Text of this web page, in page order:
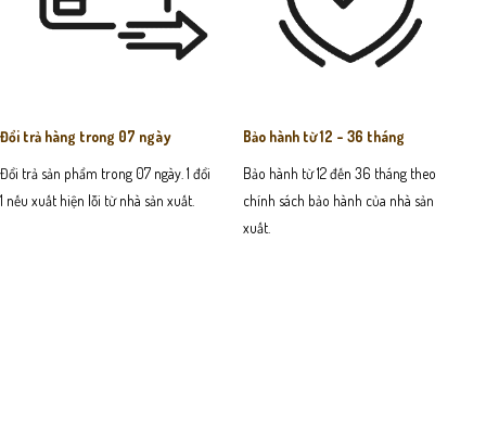
Đổi trả hàng trong 07 ngày
Đổi trả sản phẩm trong 07 ngày. 1 đổi
1 nếu xuất hiện lỗi từ nhà sản xuất.
Bảo hành từ 12 - 36 tháng
Bảo hành từ 12 đến 36 tháng theo
chính sách bảo hành của nhà sản
xuất.